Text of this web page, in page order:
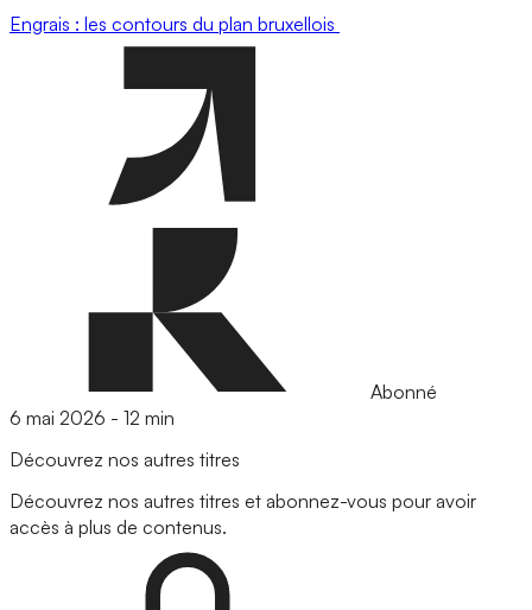
Engrais : les contours du plan bruxellois
Abonné
6 mai 2026 - 12 min
Découvrez nos autres titres
Découvrez nos autres titres et abonnez-vous pour avoir
accès à plus de contenus.